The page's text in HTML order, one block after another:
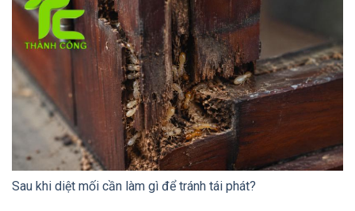
Sau khi diệt mối cần làm gì để tránh tái phát?